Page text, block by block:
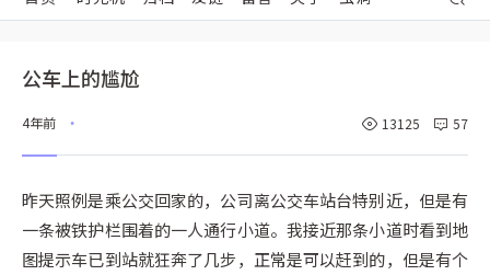
公车上的尴尬
4年前 • 13125 57
昨天照例是乘公交回家的，公司离公交车站台特别近，但是有
一条被铁护栏围着的一人通行小道。我接近那条小道时看到地
图提示车已到站就狂奔了几步，正常是可以赶到的，但是有个